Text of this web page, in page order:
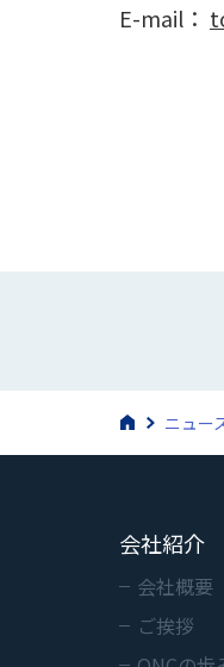
E-mail ：
ニュー
会社紹介
会社概要
ご挨拶